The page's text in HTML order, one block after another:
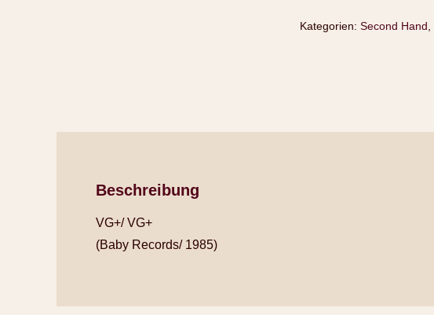
Kategorien: Second Hand
Beschreibung
VG+/ VG+
(Baby Records/ 1985)